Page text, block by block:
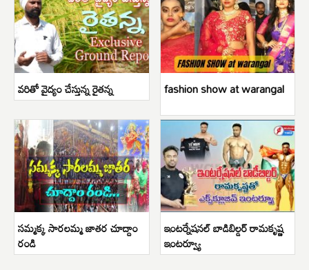
వరితో వైద్యం చేస్తున్న రైతన్న fashion show at warangal
సమ్మక్క సారలమ్మ జాతర చూద్దాం
రండి
ఇంటర్నేషనల్ బాడిబిల్డర్ రామకృష్ణ
ఇంటర్వ్యూ